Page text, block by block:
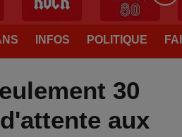
INFOS POLITIQUE
30
aux